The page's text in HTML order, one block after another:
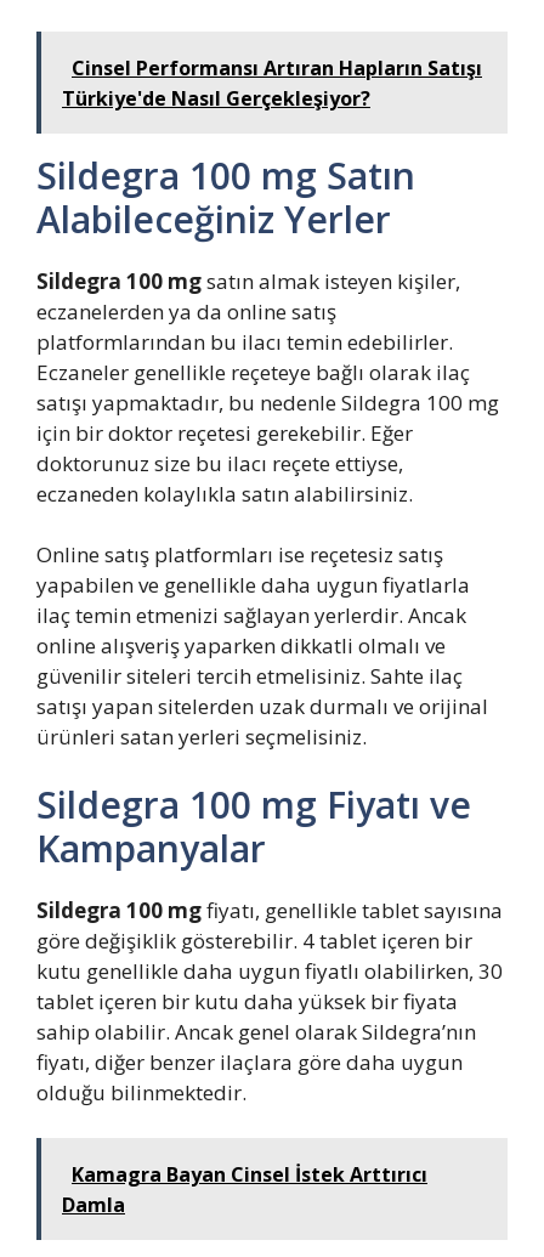
Cinsel Performansı Artıran Hapların Satışı
Türkiye'de Nasıl Gerçekleşiyor?
Sildegra 100 mg Satın
Alabileceğiniz Yerler
Sildegra 100 mgsatın almak isteyen kişiler,
eczanelerden ya da online satış
platformlarından bu ilacı temin edebilirler.
Eczaneler genellikle reçeteye bağlı olarak ilaç
satışı yapmaktadır, bu nedenle Sildegra 100 mg
için bir doktor reçetesi gerekebilir. Eğer
doktorunuz size bu ilacı reçete ettiyse,
eczaneden kolaylıkla satın alabilirsiniz.
Online satış platformları ise reçetesiz satış
yapabilen ve genellikle daha uygun fiyatlarla
ilaç temin etmenizi sağlayan yerlerdir. Ancak
online alışveriş yaparken dikkatli olmalı ve
güvenilir siteleri tercih etmelisiniz. Sahte ilaç
satışı yapan sitelerden uzak durmalı ve orijinal
ürünleri satan yerleri seçmelisiniz.
Sildegra 100 mg Fiyatı ve
Kampanyalar
Sildegra 100 mgfiyatı, genellikle tablet sayısına
göre değişiklik gösterebilir. 4 tablet içeren bir
kutu genellikle daha uygun fiyatlı olabilirken, 30
tablet içeren bir kutu daha yüksek bir fiyata
sahip olabilir. Ancak genel olarak Sildegra’nın
fiyatı, diğer benzer ilaçlara göre daha uygun
olduğu bilinmektedir.
Kamagra Bayan Cinsel İstek Arttırıcı
Damla